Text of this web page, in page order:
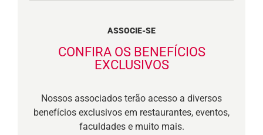
ASSOCIE-SE
CONFIRA OS BENEFÍCIOS
EXCLUSIVOS
Nossos associados terão acesso a diversos
benefícios exclusivos em restaurantes, eventos,
faculdades e muito mais.